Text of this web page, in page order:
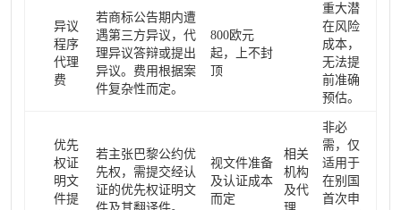
异议
程序
代理
费
若商标公告期内遭
遇第三方异议，代
理异议答辩或提出
异议。费用根据案
件复杂性而定。
800欧元
起，上不封
顶
重大潜
在风险
成本，
无法提
前准确
预估。
优先
权证
明文
件提
若主张巴黎公约优
先权，需提交经认
证的优先权证明文
视文件准备
及认证成本
而定
相关
机构
及代
非必
需，仅
适用于
在别国
首次申